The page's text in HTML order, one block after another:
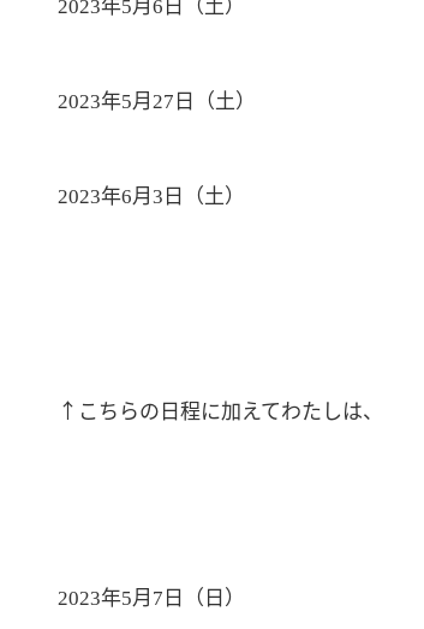
2023年5月6 日（土）
2023年5月27 日（土）
2023年6月3 日（土）
↑こちらの日程に加えてわたしは、
2023年5月 7 日（日）